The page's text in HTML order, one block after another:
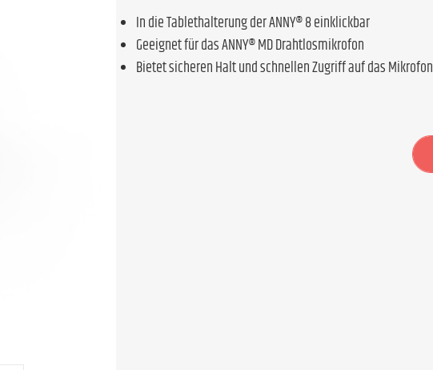
In die Tablethalterung der ANNY® 8 einklickbar
Geeignet für das ANNY® MD Drahtlosmikrofon
Bietet sicheren Halt und schnellen Zugriff auf das Mikrofon